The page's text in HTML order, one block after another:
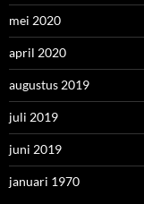
mei 2020
april 2020
augustus 2019
juli 2019
juni 2019
januari 1970